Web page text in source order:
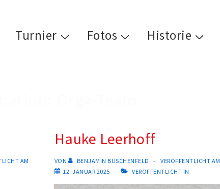
Hauptnavigation
Turnier Fotos Historie
AM
Hauke Leerhoff
VON BENJAMIN BÜSCHENFELD
VERÖFFENTLICHT AM
12. JANUAR 2025
VERÖFFENTLICHT IN